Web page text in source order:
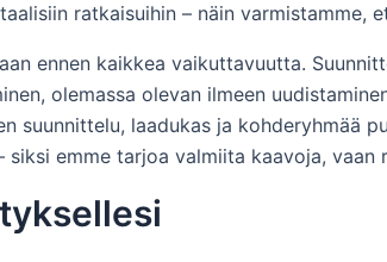
ratkaisuihin – näin
ennen kaikkea vaikuttavuutta.
olemassa olevan ilmeen
suunnittelu, laadukas ja kohderyhmää
emme tarjoa valmiita kaavoja,